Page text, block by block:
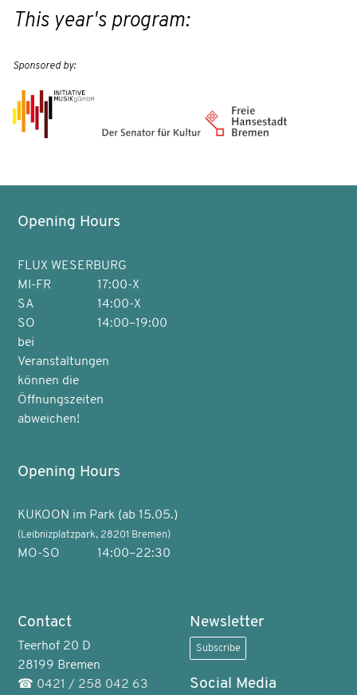
This year's program:
Sponsored by:
Opening Hours
FLUX WESERBURG
MI-FR
17:00-X
SA
14:00-X
SO
14:00–19:00
bei
Veranstaltungen
können die
Öffnungszeiten
abweichen!
Opening Hours
KUKOON im Park (ab 15.05.)
(Leibnizplatzpark, 28201 Bremen)
MO-SO 14:00–22:30
Contact
Teerhof 20 D
28199 Bremen
☎ 0421 / 258 042 63
Newsletter
Subscribe
Social Media